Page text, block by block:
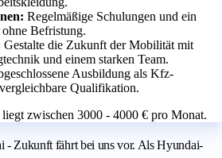
Regelmäßige Schulungen und ein
Befristung.
Gestalte die Zukunft der Mobilität mit
und einem starken Team.
Ausbildung als Kfz-
Qualifikation.
zwischen 3000 - 4000 € pro Monat.
- Zukunft fährt bei uns vor. Als Hyundai-